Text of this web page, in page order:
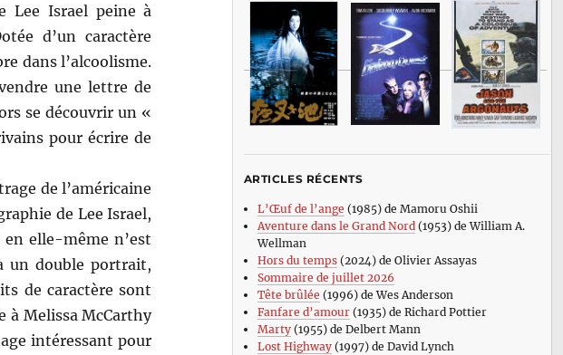
Lee Israel peine à
d’un caractère
dans l’alcoolisme.
une lettre de
se découvrir un «
pour écrire de
de l’américaine
de Lee Israel,
elle-même n’est
un double portrait,
de caractère sont
à Melissa McCarthy
intéressant pour
ARTICLES RÉCENTS
L’Œuf de l’ange (1985) de Mamoru Oshii
Aventure dans le Grand Nord(1953) de William A.
Wellman
Hors du temps(2024) de Olivier Assayas
Sommaire de juillet 2026
Tête brûlée (1996) de Wes Anderson
Fanfare d’amour(1935) de Richard Pottier
Marty(1955) de Delbert Mann
Lost Highway(1997) de David Lynch